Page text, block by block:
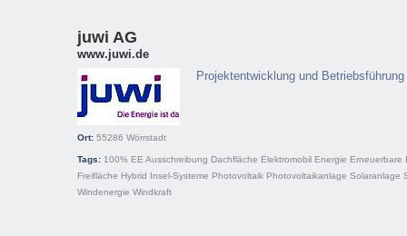
juwi AG
www.juwi.de
Projektentwicklung und
Ort: 55286 Wörrstadt
Tags: 100% EE Ausschreibung Dachfläche Elektromobil Energie Erneuerbare
Freifläche Hybrid Insel-Systeme Photovoltaik Photovoltaikanlage Solaranlage
Windenergie Windkraft